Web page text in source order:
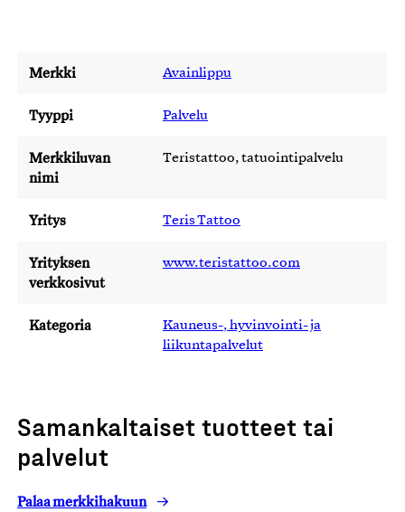
Merkki Avainlippu
Tyyppi Palvelu
Merkkiluvan
nimi
Teristattoo, tatuointipalvelu
Yritys Teris Tattoo
Yrityksen
verkkosivut
www.teristattoo.com
Kategoria
Kauneus-, hyvinvointi- ja
liikuntapalvelut
Samankaltaiset tuotteet tai
palvelut
Palaa merkkihakuun